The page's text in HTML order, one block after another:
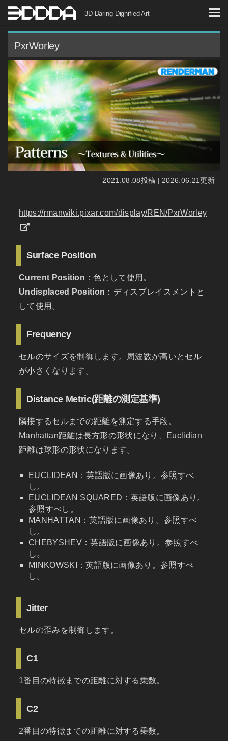
3D Daring Dignified Art
PxrWorley
2021.08.08投稿 | 2026.06.21更新
https://rmanwiki.pixar.com/display/REN/PxrWorley
Surface Position
Current Position ：色として使用。
Undisplaced Position ：ディスプレイスメントと
して使用。
Frequency
セルのサイズを制御します。周波数が高いとセル
が小さくなります。
Distance Metric(距離の測定基準)
隣接するセルまでの距離を測定する手段。
Manhattan距離は長方形の形状になり、Euclidian
距離は球形の形状になります。
EUCLIDEAN：英語版に画像あり。参照すべ
し。
EUCLIDEAN SQUARED：英語版に画像あり。
参照すべし。
MANHATTAN：英語版に画像あり。参照すべ
し。
CHEBYSHEV：英語版に画像あり。参照すべ
し。
MINKOWSKI：英語版に画像あり。参照すべ
し。
Jitter
セルの歪みを制御します。
C1
1番目の特徴までの距離に対する乗数。
C2
2番目の特徴までの距離に対する乗数。